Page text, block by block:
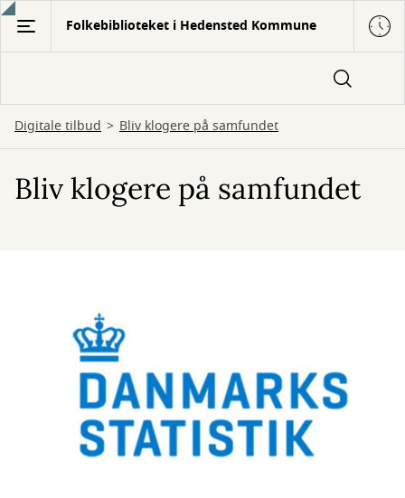
Gå
hovedindhold
Folkebiblioteket i Hedensted Kommune
Digitale tilbud Bliv klogere på samfundet
Bliv klogere på samfundet